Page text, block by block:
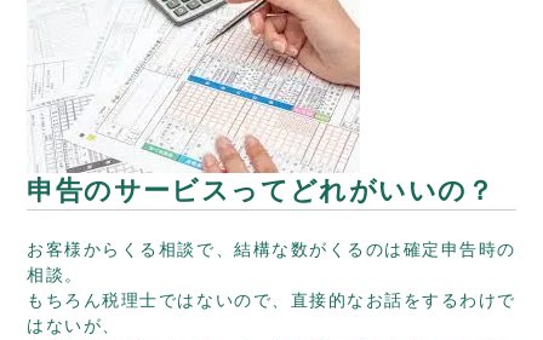
申告のサービスってどれがいいの？
お客様からくる相談で、結構な数がくるのは確定申告時の
相談。
もちろん税理士ではないので、直接的なお話をするわけで
はないが、